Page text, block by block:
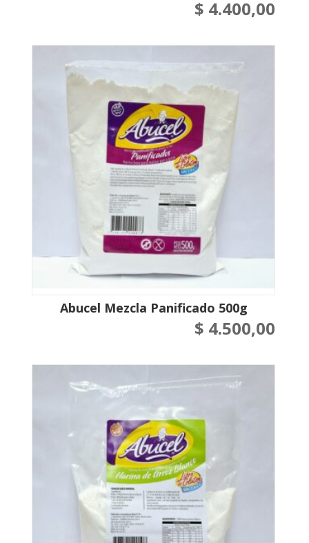
$ 4.400,00
Abucel Mezcla Panificado 500g
$ 4.500,00